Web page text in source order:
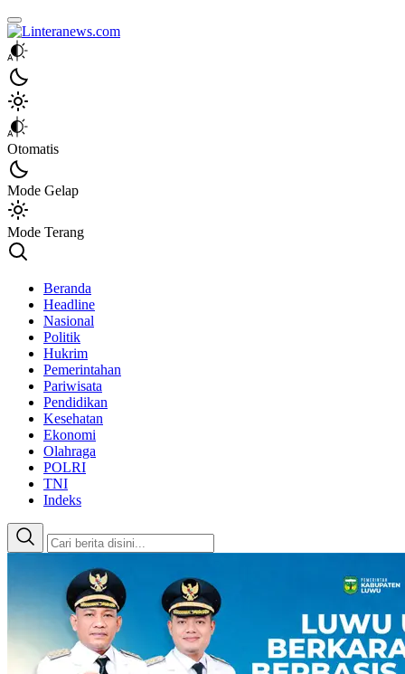
Linteranews.com
Lintas Informasi Tercepat dan Akurat
Otomatis
Mode Gelap
Mode Terang
Beranda
Headline
Nasional
Politik
Hukrim
Pemerintahan
Pariwisata
Pendidikan
Kesehatan
Ekonomi
Olahraga
POLRI
TNI
Indeks